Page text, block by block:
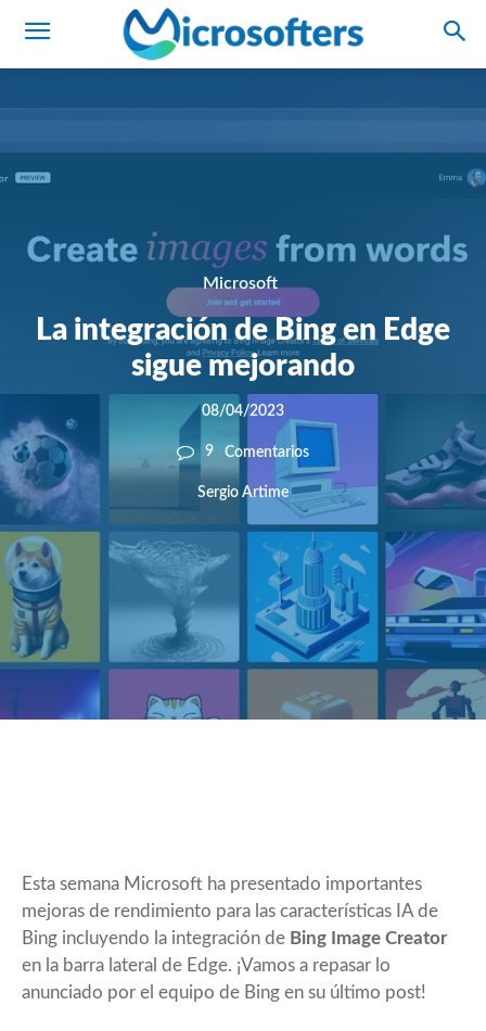
Microsoft
La integración de Bing en Edge
sigue mejorando
08/04/2023
9 Comentarios
Sergio Artime
Esta semana Microsoft ha presentado importantes
mejoras de rendimiento para las características IA de
Bing incluyendo la integración de Bing Image Creator
en la barra lateral de Edge. ¡Vamos a repasar lo
anunciado por el equipo de Bing en su último post!